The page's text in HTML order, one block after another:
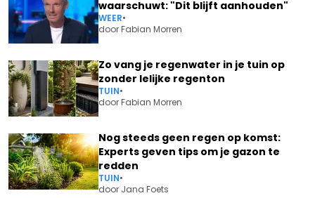
waarschuwt: "Dit blijft aanhouden"
WEER•
doorFabian Morren
Zo vang je regenwater in je tuin op
zonder lelijke regenton
TUIN•
doorFabian Morren
Nog steeds geen regen op komst:
Experts geven tips om je gazon te
redden
TUIN•
door Jana Foets